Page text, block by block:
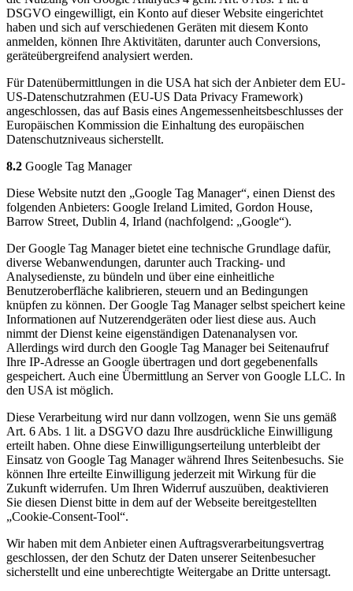
DSGVO eingewilligt, ein Konto auf dieser Website eingerichtet
haben und sich auf verschiedenen Geräten mit diesem Konto
anmelden, können Ihre Aktivitäten, darunter auch Conversions,
geräteübergreifend analysiert werden.
Für Datenübermittlungen in die USA hat sich der Anbieter dem EU-
US-Datenschutzrahmen (EU-US Data Privacy Framework)
angeschlossen, das auf Basis eines Angemessenheitsbeschlusses der
Europäischen Kommission die Einhaltung des europäischen
Datenschutzniveaus sicherstellt.
8.2 Google Tag Manager
Diese Website nutzt den „Google Tag Manager“, einen Dienst des
folgenden Anbieters: Google Ireland Limited, Gordon House,
Barrow Street, Dublin 4, Irland (nachfolgend: „Google“).
Der Google Tag Manager bietet eine technische Grundlage dafür,
diverse Webanwendungen, darunter auch Tracking- und
Analysedienste, zu bündeln und über eine einheitliche
Benutzeroberfläche kalibrieren, steuern und an Bedingungen
knüpfen zu können. Der Google Tag Manager selbst speichert keine
Informationen auf Nutzerendgeräten oder liest diese aus. Auch
nimmt der Dienst keine eigenständigen Datenanalysen vor.
Allerdings wird durch den Google Tag Manager bei Seitenaufruf
Ihre IP-Adresse an Google übertragen und dort gegebenenfalls
gespeichert. Auch eine Übermittlung an Server von Google LLC. In
den USA ist möglich.
Diese Verarbeitung wird nur dann vollzogen, wenn Sie uns gemäß
Art. 6 Abs. 1 lit. a DSGVO dazu Ihre ausdrückliche Einwilligung
erteilt haben. Ohne diese Einwilligungserteilung unterbleibt der
Einsatz von Google Tag Manager während Ihres Seitenbesuchs. Sie
können Ihre erteilte Einwilligung jederzeit mit Wirkung für die
Zukunft widerrufen. Um Ihren Widerruf auszuüben, deaktivieren
Sie diesen Dienst bitte in dem auf der Webseite bereitgestellten
„Cookie-Consent-Tool“.
Wir haben mit dem Anbieter einen Auftragsverarbeitungsvertrag
geschlossen, der den Schutz der Daten unserer Seitenbesucher
sicherstellt und eine unberechtigte Weitergabe an Dritte untersagt.